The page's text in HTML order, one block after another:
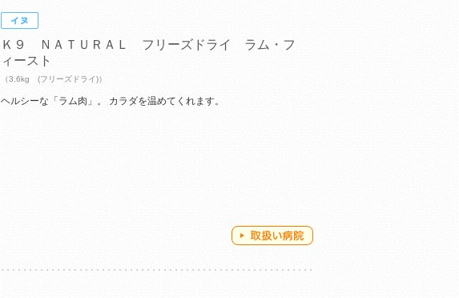
Ｋ９ ＮＡＴＵＲＡＬ フリーズドライ ラム・フ
ィースト
（3.6kg (フリーズドライ)）
ヘルシーな「ラム肉」。 カラダを温めてくれます。